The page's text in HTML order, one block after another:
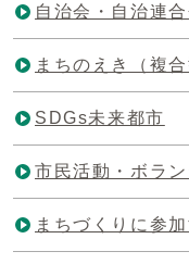
自治会・自治連合
まちのえき（複
SDGs未来都市
市民活動・ボラ
まちづくりに参加